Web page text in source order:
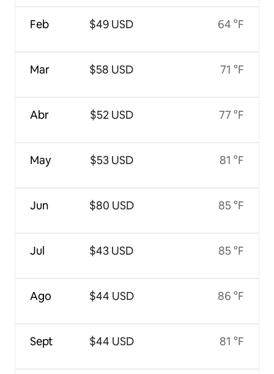
Feb
Mar
Abr
May
Jun
Jul
Ago
Sept
$49 USD
$58 USD
$52 USD
$53 USD
$80 USD
$43 USD
$44 USD
$44 USD
64 °F
71 °F
77 °F
81 °F
85 °F
85 °F
86 °F
81 °F